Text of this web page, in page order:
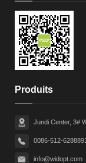
Produits
Jundi Center, 3#
0086-512-
info@widopt.com